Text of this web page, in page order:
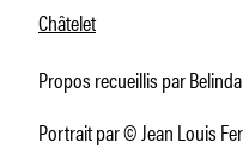
Châtelet
Propos recueillis par
Portrait par © Jean Louis